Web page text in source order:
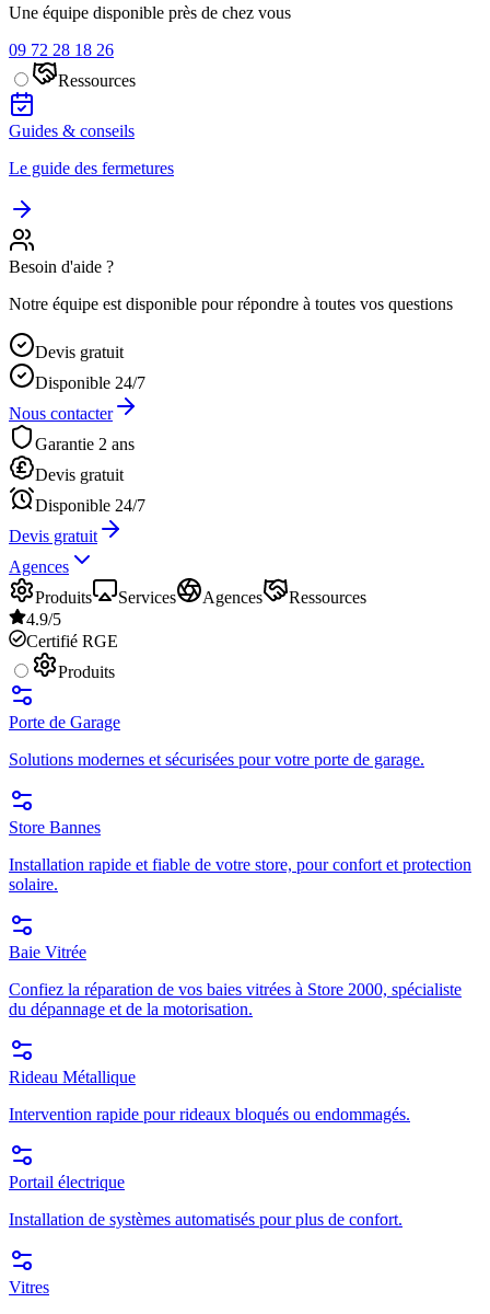
Une équipe disponible près de chez vous
09 72 28 18 26
Ressources
Guides & conseils
Le guide des fermetures
Besoin d'aide ?
Notre équipe est disponible pour répondre à toutes vos questions
Devis gratuit
Disponible 24/7
Nous contacter
Garantie 2 ans
Devis gratuit
Disponible 24/7
Devis gratuit
Agences
Produits
Services Agences
Ressources
4.9/5
Certifié RGE
Produits
Porte de Garage
Solutions modernes et sécurisées pour votre porte de garage.
Store Bannes
Installation rapide et fiable de votre store, pour confort et protection
solaire.
Baie Vitrée
Confiez la réparation de vos baies vitrées à Store 2000, spécialiste
du dépannage et de la motorisation.
Rideau Métallique
Intervention rapide pour rideaux bloqués ou endommagés.
Portail électrique
Installation de systèmes automatisés pour plus de confort.
Vitres